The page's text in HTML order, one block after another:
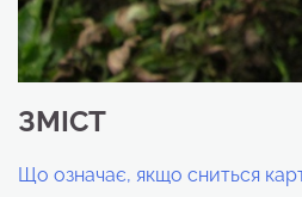
ЗМІСТ
Що означає, якщо сниться